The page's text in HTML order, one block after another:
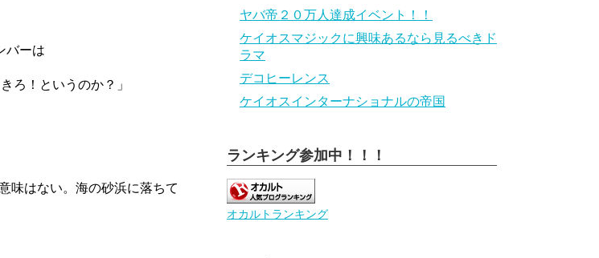
バーは
ろ！というのか？」
味はない。海の砂浜に落ちて
ヤバ帝２０万人達成イベント！！
ケイオスマジックに興味あるなら見るべきド
ラマ
デコヒーレンス
ケイオスインターナショナルの帝国
ランキング参加中！！！
オカルトランキング